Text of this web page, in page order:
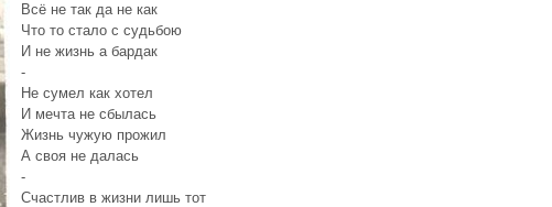
Всё не так да не как
Что то стало с судьбою
И не жизнь а бардак
-
Не сумел как хотел
И мечта не сбылась
Жизнь чужую прожил
А своя не далась
-
Счастлив в жизни лишь тот